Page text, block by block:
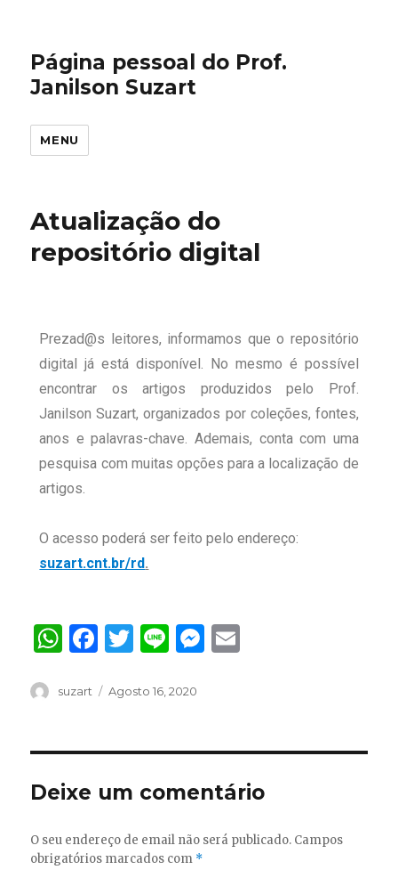
Página pessoal do Prof.
Janilson Suzart
MENU
Atualização do
repositório digital
Prezad@s leitores, informamos que o repositório
digital já está disponível. No mesmo é possível
encontrar os artigos produzidos pelo Prof.
Janilson Suzart, organizados por coleções, fontes,
anos e palavras-chave. Ademais, conta com uma
pesquisa com muitas opções para a localização de
artigos.
O acesso poderá ser feito pelo endereço:
suzart.cnt.br/rd.
W
at
A
p
p
F
c
b
o
o
k
T
it
r
Li
e
M
g
er
suzart Agosto 16, 2020
Deixe um comentário
O seu endereço de email não será publicado. Campos
obrigatórios marcados com *